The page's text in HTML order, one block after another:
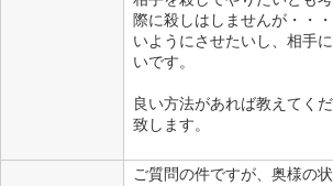
際に殺しはしませんが・・
いようにさせたいし、相手
いです。
良い方法があれば教えてく
致します。
ご質問の件ですが、奥様の